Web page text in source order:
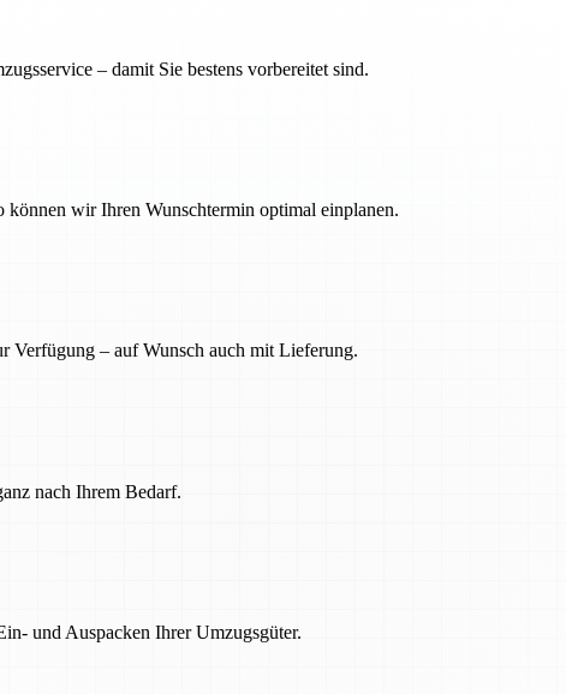
– damit Sie bestens vorbereitet sind.
wir Ihren Wunschtermin optimal einplanen.
Verfügung – auf Wunsch auch mit Lieferung.
nach Ihrem Bedarf.
und Auspacken Ihrer Umzugsgüter.